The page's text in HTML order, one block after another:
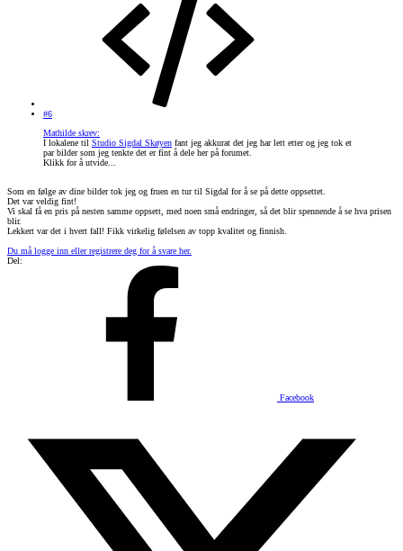
#6
Mathilde skrev:
I lokalene til Studio Sigdal Skøyen fant jeg akkurat det jeg har lett etter og jeg tok et
par bilder som jeg tenkte det er fint å dele her på forumet.
Klikk for å utvide...
Som en følge av dine bilder tok jeg og fruen en tur til Sigdal for å se på dette oppsettet.
Det var veldig fint!
Vi skal få en pris på nesten samme oppsett, med noen små endringer, så det blir spennende å se hva prisen
blir.
Lekkert var det i hvert fall! Fikk virkelig følelsen av topp kvalitet og finnish.
Du må logge inn eller registrere deg for å svare her.
Del:
Facebook